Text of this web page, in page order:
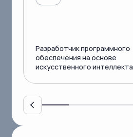
Разработчик программного
обеспечения на основе
искусственного интеллекта